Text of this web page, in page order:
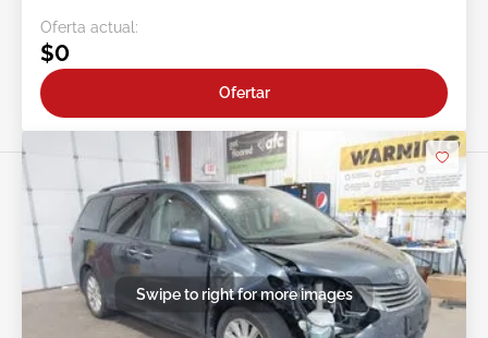
Oferta actual:
$0
Ofertar
Swipe to right for more images